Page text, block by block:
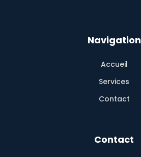
Navigation
Accueil
Services
Contact
Contact